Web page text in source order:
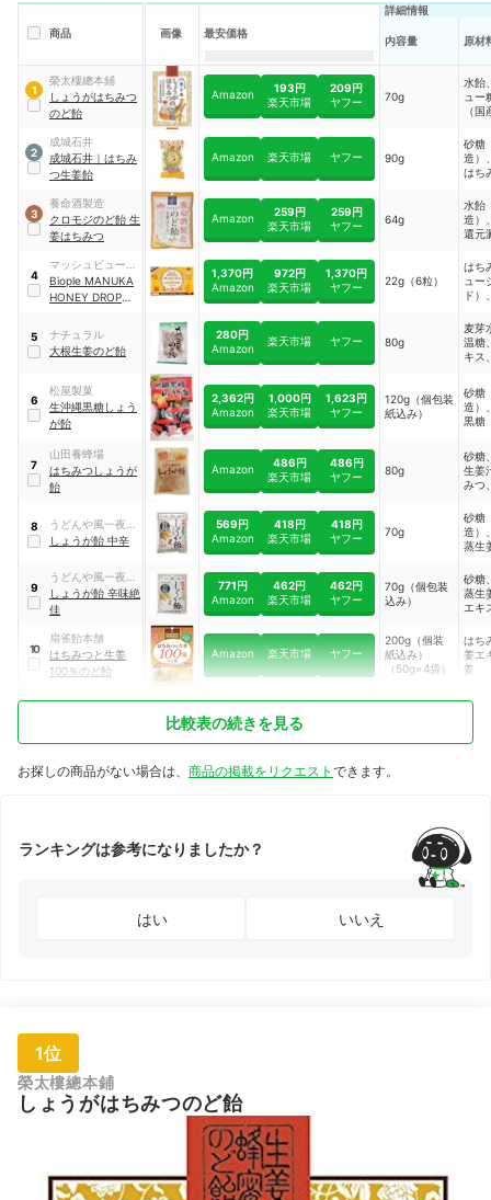
商品 画像 最安価格
詳細情報
内容量 原材
1
榮太樓總本鋪
しょうがはちみつ
のど飴
Amazon
193円
楽天市場
209円
ヤフー
70g
水飴
ュー
（
（生
産）
2
成城石井
成城石井 ｜ はちみ
つ生姜飴
Amazon 楽天市場 ヤフー 90g
砂糖
造）
はち
3
養命酒製造
クロモジのど飴 生
姜はちみつ
Amazon
259円
楽天市場
259円
ヤフー
64g
水飴
造）
還元
脂、
エキ
ちみ
う
（ソ
ル）
剤、
4
マッシュビューテ
ィーラボ
Biople MANUKA
HONEY DROPS
ンジャードロップ
1,370円
Amazon
972円
楽天市場
1,370円
ヤフー
22g（6粒）
はち
ュー
ド）
造）
5
ナチュラル
大根生姜のど飴
280円
Amazon
楽天市場 ヤフー 80g
麦芽
温糖
キス
6
松屋製菓
生沖縄黒糖しょう
が飴
2,362円
Amazon
1,000円
楽天市場
1,623円
ヤフー
120g（個包装
紙込み）
砂糖
造）
黒糖
産）
糖（
造）
末、
7
山田養蜂場
はちみつしょうが
飴
Amazon
486円
楽天市場
486円
ヤフー
80g
砂糖
生姜
みつ
ーエ
ダー
8
うどんや風一夜薬
本舗
しょうが飴 中辛
569円
Amazon
418円
楽天市場
418円
ヤフー
70g
砂糖
造）
蒸生
9
うどんや風一夜薬
本舗
しょうが飴 辛味絶
佳
771円
Amazon
462円
楽天市場
462円
ヤフー
70g（個包装
込み）
砂糖
蒸生
エキ
10
扇雀飴本舗
はちみつと生姜
100％のど飴
Amazon 楽天市場 ヤフー
200g（個装
紙込み）
（50g×4袋）
はち
姜エ
姜
比較表の続きを見る
お探しの商品がない場合は、 商品の掲載をリクエスト できます。
ランキングは参考になりましたか？
はい いいえ
1位
榮太樓總本鋪
しょうがはちみつのど飴